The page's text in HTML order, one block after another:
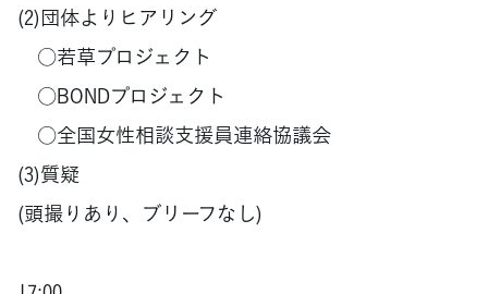
(2)団体よりヒアリング
○若草プロジェクト
○BONDプロジェクト
○全国女性相談支援員連絡協議会
(3)質疑
(頭撮りあり、ブリーフなし)